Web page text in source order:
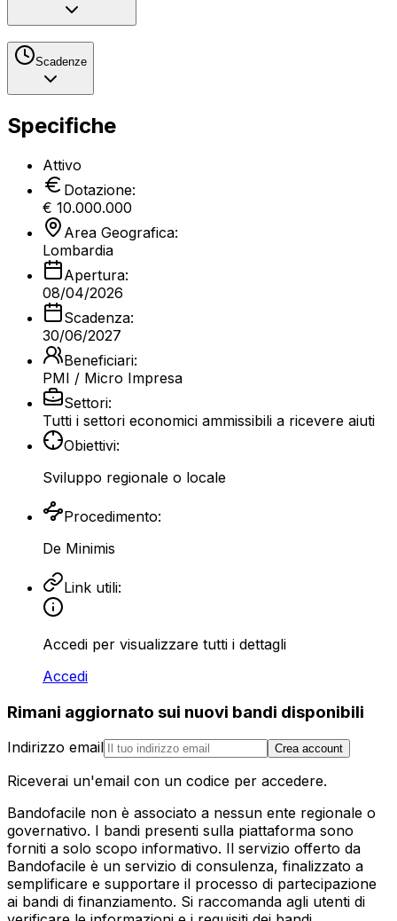
Scadenze
Specifiche
Attivo
Dotazione:
€ 10.000.000
Area Geografica:
Lombardia
Apertura:
08/04/2026
Scadenza:
30/06/2027
Beneficiari:
PMI / Micro Impresa
Settori:
Tutti i settori economici ammissibili a ricevere aiuti
Obiettivi:
Sviluppo regionale o locale
Procedimento:
De Minimis
Link utili:
Accedi per visualizzare tutti i dettagli
Accedi
Rimani aggiornato sui nuovi bandi disponibili
Indirizzo email Crea account
Riceverai un'email con un codice per accedere.
Bandofacile non è associato a nessun ente regionale o
governativo. I bandi presenti sulla piattaforma sono
forniti a solo scopo informativo. Il servizio offerto da
Bandofacile è un servizio di consulenza, finalizzato a
semplificare e supportare il processo di partecipazione
ai bandi di finanziamento. Si raccomanda agli utenti di